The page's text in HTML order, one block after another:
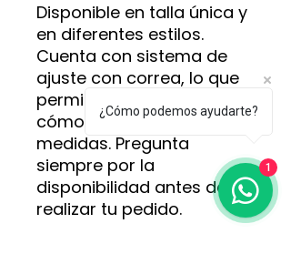
Disponible en talla única y
en diferentes estilos.
Cuenta con sistema de
ajuste con correa, lo que
permite adaptarlo
cómodamente a distintas
medidas. Pregunta
siempre por la
disponibilidad antes de
realizar tu pedido.
¿Cómo podemos ayudarte?
1